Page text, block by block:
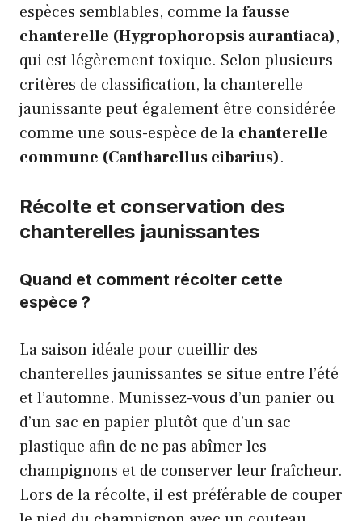
espèces semblables, comme lafausse
chanterelle (Hygrophoropsis aurantiaca),
qui est légèrement toxique. Selon plusieurs
critères de classification, la chanterelle
jaunissante peut également être considérée
comme une sous-espèce de la chanterelle
commune (Cantharellus cibarius).
Récolte et conservation des
chanterelles jaunissantes
Quand et comment récolter cette
espèce ?
La saison idéale pour cueillir des
chanterelles jaunissantes se situe entre l’été
et l’automne. Munissez-vous d’un panier ou
d’un sac en papier plutôt que d’un sac
plastique afin de ne pas abîmer les
champignons et de conserver leur fraîcheur.
Lors de la récolte, il est préférable de couper